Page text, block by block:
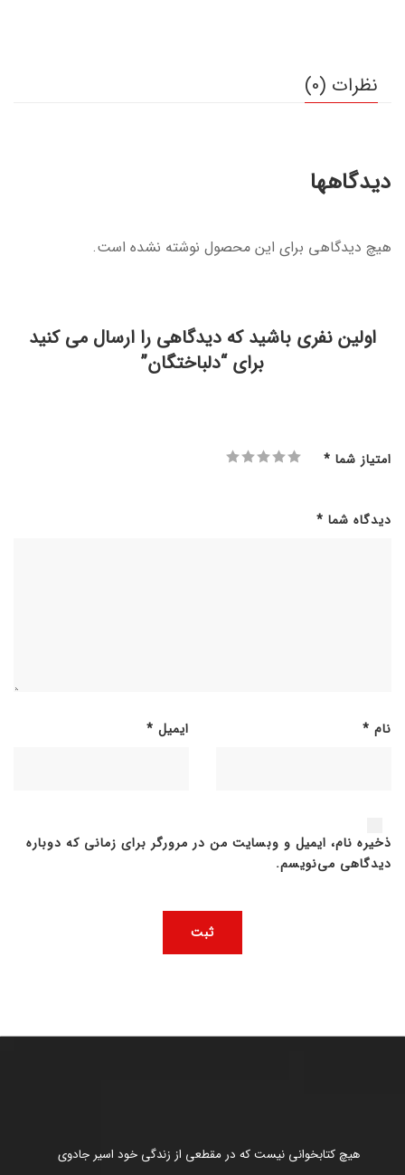
نظرات (0)
دیدگاهها
هیچ دیدگاهی برای این محصول نوشته نشده است.
اولین نفری باشید که دیدگاهی را ارسال می کنید
برای “دلباختگان”
امتیاز شما *
دیدگاه شما *
نام * ایمیل *
ذخیره نام، ایمیل و وبسایت من در مرورگر برای زمانی که دوباره
دیدگاهی می‌نویسم.
هیچ کتابخوانی نیست که در مقطعی از زندگی خود اسیر جادوی